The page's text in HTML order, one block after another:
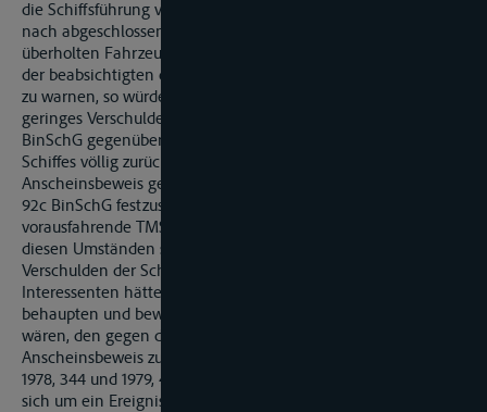
die Schiffsführung von TMS „S." in der vorliegenden Situation
nach abgeschlossenem Überholmanöver Funkkontakt zu dem
überholten Fahrzeug hätte aufnehmen sollen, um dieses vor
der beabsichtigten deutlichen Geschwindigkeitsreduzierung
zu warnen, so würde ein in dem Unterlassen liegendes
geringes Verschulden bei der Abwägung gemäß § 92c
BinSchG gegenüber dem Eigenverschulden des auffahrenden
Schiffes völlig zurücktreten. Die Grundsätze über den
Anscheinsbeweis gelten auch für das gemäß § 254 BGB oder §
92c BinSchG festzustellende Mitverschulden. MS „K." hat das
vorausfahrende TMS „S." angefahren und beschädigt. Unter
diesen Umständen spricht der Anscheinsbeweis für ein
Verschulden der Schiffsführung von MS „K.". Seine
Interessenten hätten bei dieser Sachlage Tatsachen
behaupten und beweisen müssen, die geeignet gewesen
wären, den gegen die Schiffsführung von MS „K." sprechenden
Anscheinsbeweis zu erschüttern (vgl. RhSchOG Köln, VersR
1978, 344 und 1979, 439). Bei einer Auffahrhavarie handelt es
sich um ein Ereignis, das einen typischen Geschehensablauf